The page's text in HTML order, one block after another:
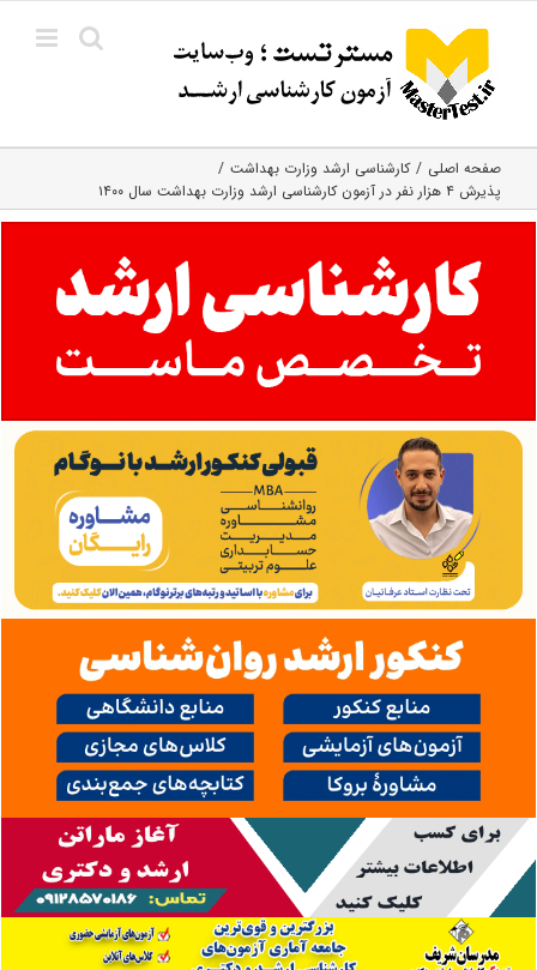
content
صفحه اصلی
کارشناسی ارشد وزارت بهداشت
پذیرش ۴ هزار نفر در آزمون کارشناسی ارشد وزارت بهداشت سال ۱۴۰۰